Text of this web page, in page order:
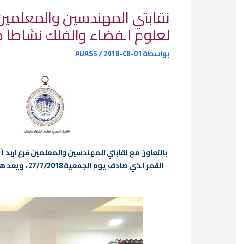
نقابتي المهندسين والمعلمين
لعلوم الفضاء والفلك
بواسطة AUASS/2018-08-01
بالتعاون مع نقابتي المهندسين والمعلمين فرع